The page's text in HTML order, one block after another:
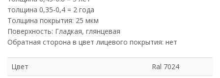
толщина 0,35-0,4 = 2 года
Толщина покрытия: 25 мкм
Поверхность: Гладкая, глянцевая
Обратная сторона в цвет лицевого покрытия: нет
Цвет
Ral 7024